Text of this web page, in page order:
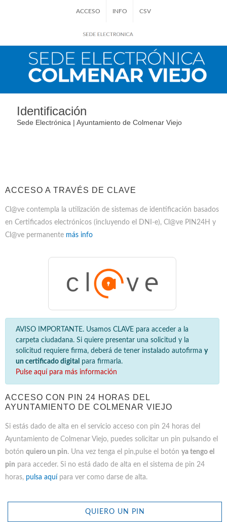
ACCESO INFO CSV
Identificación
Sede Electrónica | Ayuntamiento de Colmenar Viejo
ACCESO A TRAVÉS DE CLAVE
Cl@ve contempla la utilización de sistemas de identificación basados
en Certificados electrónicos (incluyendo el DNI-e), Cl@ve PIN24H y
Cl@ve permanente más info
AVISO IMPORTANTE. Usamos CLAVE para acceder a la
carpeta ciudadana. Si quiere presentar una solicitud y la
solicitud requiere firma, deberá de tener instalado autofirma y
un certificado digital para firmarla.
Pulse aquí para más información
ACCESO CON PIN 24 HORAS DEL
AYUNTAMIENTO DE COLMENAR VIEJO
Si estás dado de alta en el servicio acceso con pin 24 horas del
Ayuntamiento de Colmenar Viejo, puedes solicitar un pin pulsando el
botón quiero un pin. Una vez tenga el pin,pulse el botón ya tengo el
pin para acceder. Si no está dado de alta en el sistema de pin 24
horas, pulsa aquí para ver como darse de alta.
QUIERO UN PIN